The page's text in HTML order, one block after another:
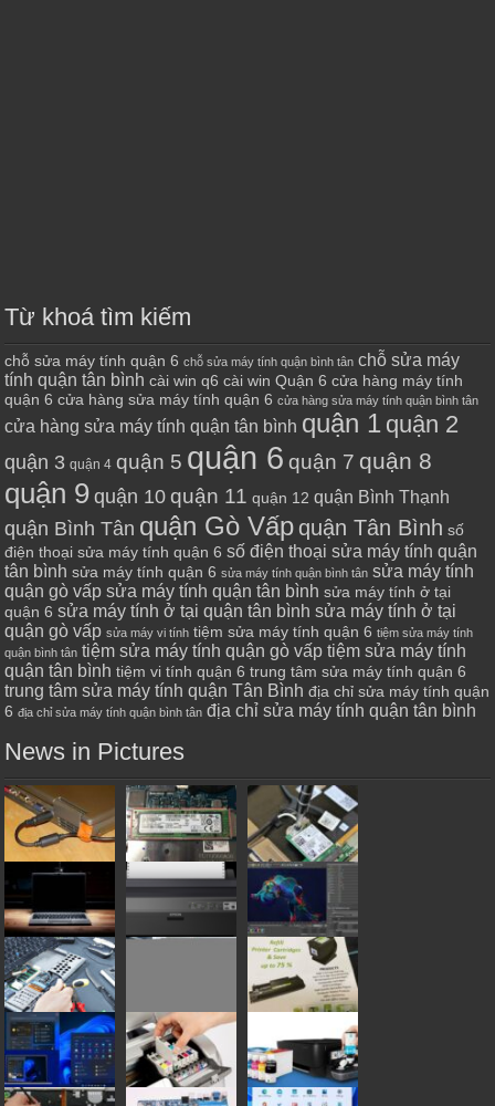
Từ khoá tìm kiếm
chỗ sửa máy tính quận 6 chỗ sửa máy tính quận bình tân chỗ sửa máy
tính quận tân bình cài win q6 cài win Quận 6 cửa hàng máy tính
quận 6 cửa hàng sửa máy tính quận 6 cửa hàng sửa máy tính quận bình tân
cửa hàng sửa máy tính quận tân bình quận 1 quận 2
quận 3 quận 4 quận 5 quận 6 quận 7 quận 8
quận 9 quận 10 quận 11 quận 12 quận Bình Thạnh
quận Bình Tân quận Gò Vấp quận Tân Bình số
điện thoại sửa máy tính quận 6 số điện thoại sửa máy tính quận
tân bình sửa máy tính quận 6 sửa máy tính quận bình tân sửa máy tính
quận gò vấp sửa máy tính quận tân bình sửa máy tính ở tại
quận 6 sửa máy tính ở tại quận tân bình sửa máy tính ở tại
quận gò vấp sửa máy vi tính tiệm sửa máy tính quận 6 tiệm sửa máy tính
quận bình tân tiệm sửa máy tính quận gò vấp tiệm sửa máy tính
quận tân bình tiệm vi tính quận 6 trung tâm sửa máy tính quận 6
trung tâm sửa máy tính quận Tân Bình địa chỉ sửa máy tính quận
6 địa chỉ sửa máy tính quận bình tân địa chỉ sửa máy tính quận tân bình
News in Pictures